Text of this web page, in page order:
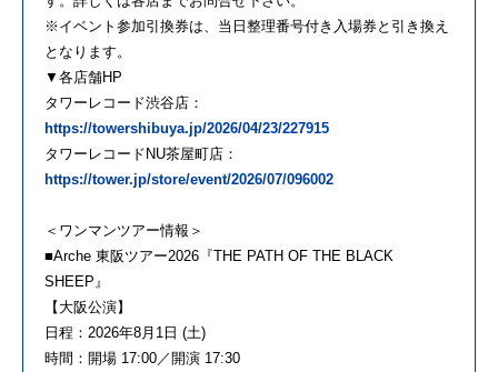
※イベント参加引換券は、当日整理番号付き入場券と引き換え
となります。
▼各店舗HP
タワーレコード渋谷店：
https://towershibuya.jp/2026/04/23/227915
タワーレコードNU茶屋町店：
https://tower.jp/store/event/2026/07/096002
＜ワンマンツアー情報＞
■Arche 東阪ツアー2026『THE PATH OF THE BLACK
SHEEP』
【大阪公演】
日程：2026年8月1日 (土)
時間：開場 17:00／開演 17:30